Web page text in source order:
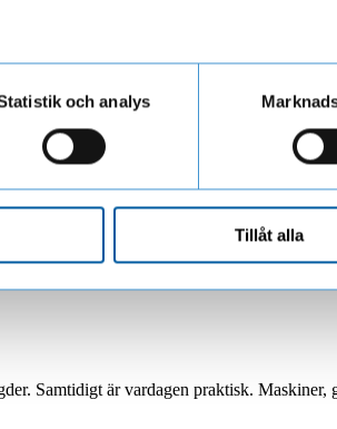
webbplats
och analys
Tillåt alla
rör sig? Vad kan sommarens stopp i
En entreprenör kan behöva väga
Samtidigt är vardagen praktisk. Maskiner,